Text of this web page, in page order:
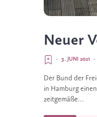
Neuer
·
3. JUNI 2021
·
Der Bund der
in Hamburg
zeitgemäße...